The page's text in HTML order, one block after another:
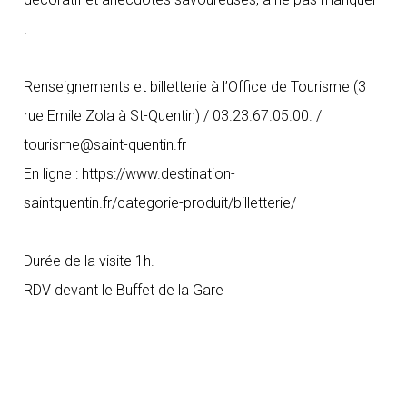
!
Renseignements et billetterie à l’Office de Tourisme (3
rue Emile Zola à St-Quentin) / 03.23.67.05.00. /
tourisme@saint-quentin.fr
En ligne : https://www.destination-
saintquentin.fr/categorie-produit/billetterie/
Durée de la visite 1h.
RDV devant le Buffet de la Gare